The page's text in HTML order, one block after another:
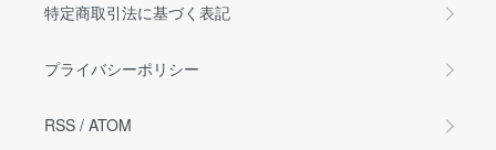
特定商取引法に基づく表記
プライバシーポリシー
RSS / ATOM